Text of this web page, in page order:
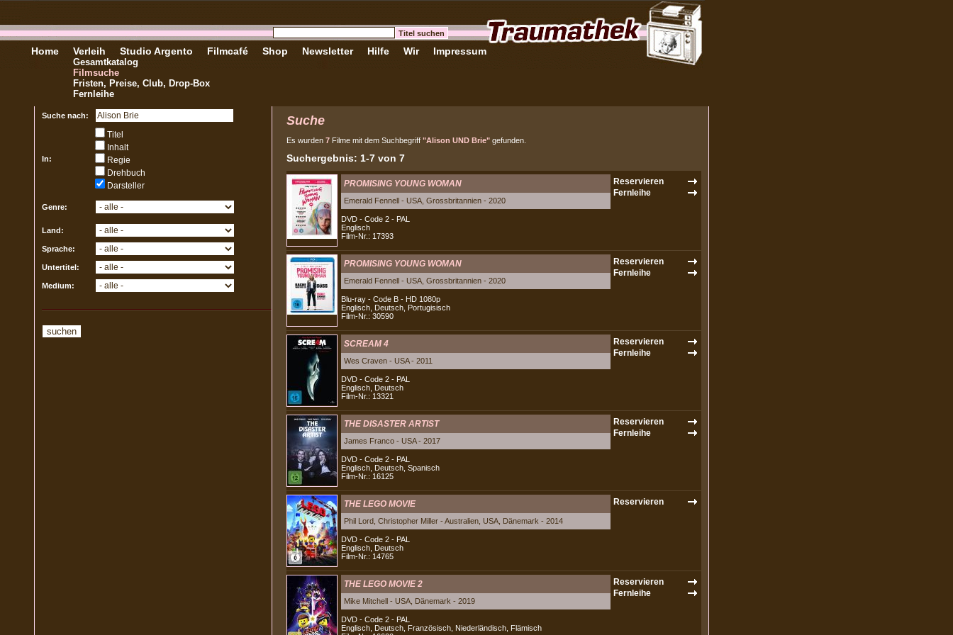
Home Verleih
Gesamtkatalog
Filmsuche
Fristen, Preise, Club, Drop-Box
Fernleihe
Studio Argento Filmcafé Shop Newsletter Hilfe Wir Impressum
Suche nach:
In:
Titel
Inhalt
Regie
Drehbuch
Darsteller
Genre:
Land:
Sprache:
Untertitel:
Medium:
Suche
Es wurden 7 Filme mit dem Suchbegriff "Alison UND Brie" gefunden.
Suchergebnis: 1-7 von 7
PROMISING YOUNG WOMAN
Emerald Fennell - USA, Grossbritannien - 2020
DVD - Code 2 - PAL
Englisch
Film-Nr.: 17393
PROMISING YOUNG WOMAN
Emerald Fennell - USA, Grossbritannien - 2020
Blu-ray - Code B - HD 1080p
Englisch, Deutsch, Portugisisch
Film-Nr.: 30590
SCREAM 4
Wes Craven - USA - 2011
DVD - Code 2 - PAL
Englisch, Deutsch
Film-Nr.: 13321
THE DISASTER ARTIST
James Franco - USA - 2017
DVD - Code 2 - PAL
Englisch, Deutsch, Spanisch
Film-Nr.: 16125
THE LEGO MOVIE
Phil Lord, Christopher Miller - Australien, USA, Dänemark - 2014
DVD - Code 2 - PAL
Englisch, Deutsch
Film-Nr.: 14765
THE LEGO MOVIE 2
Mike Mitchell - USA, Dänemark - 2019
DVD - Code 2 - PAL
Englisch, Deutsch, Französisch, Niederländisch, Flämisch